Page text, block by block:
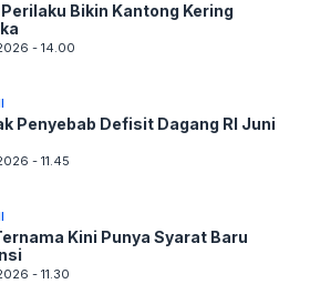
Perilaku Bikin Kantong Kering
- 14.00
Penyebab Defisit Dagang RI Juni
- 11.45
Kini Punya Syarat Baru
- 11.30